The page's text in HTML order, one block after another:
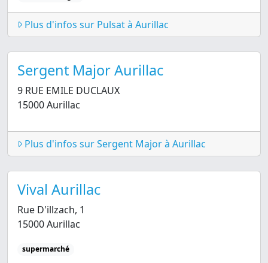
Plus d'infos sur Pulsat à Aurillac
Sergent Major Aurillac
9 RUE EMILE DUCLAUX
15000 Aurillac
Plus d'infos sur Sergent Major à Aurillac
Vival Aurillac
Rue D'illzach, 1
15000 Aurillac
supermarché